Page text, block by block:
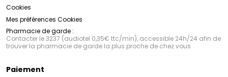
Cookies
Mes préférences Cookies
Pharmacie de garde :
Contacter le 3237 (audiotel 0,35€ ttc/min), accessible 24h/24 afin de
trouver la pharmacie de garde la plus proche de chez vous
Paiement